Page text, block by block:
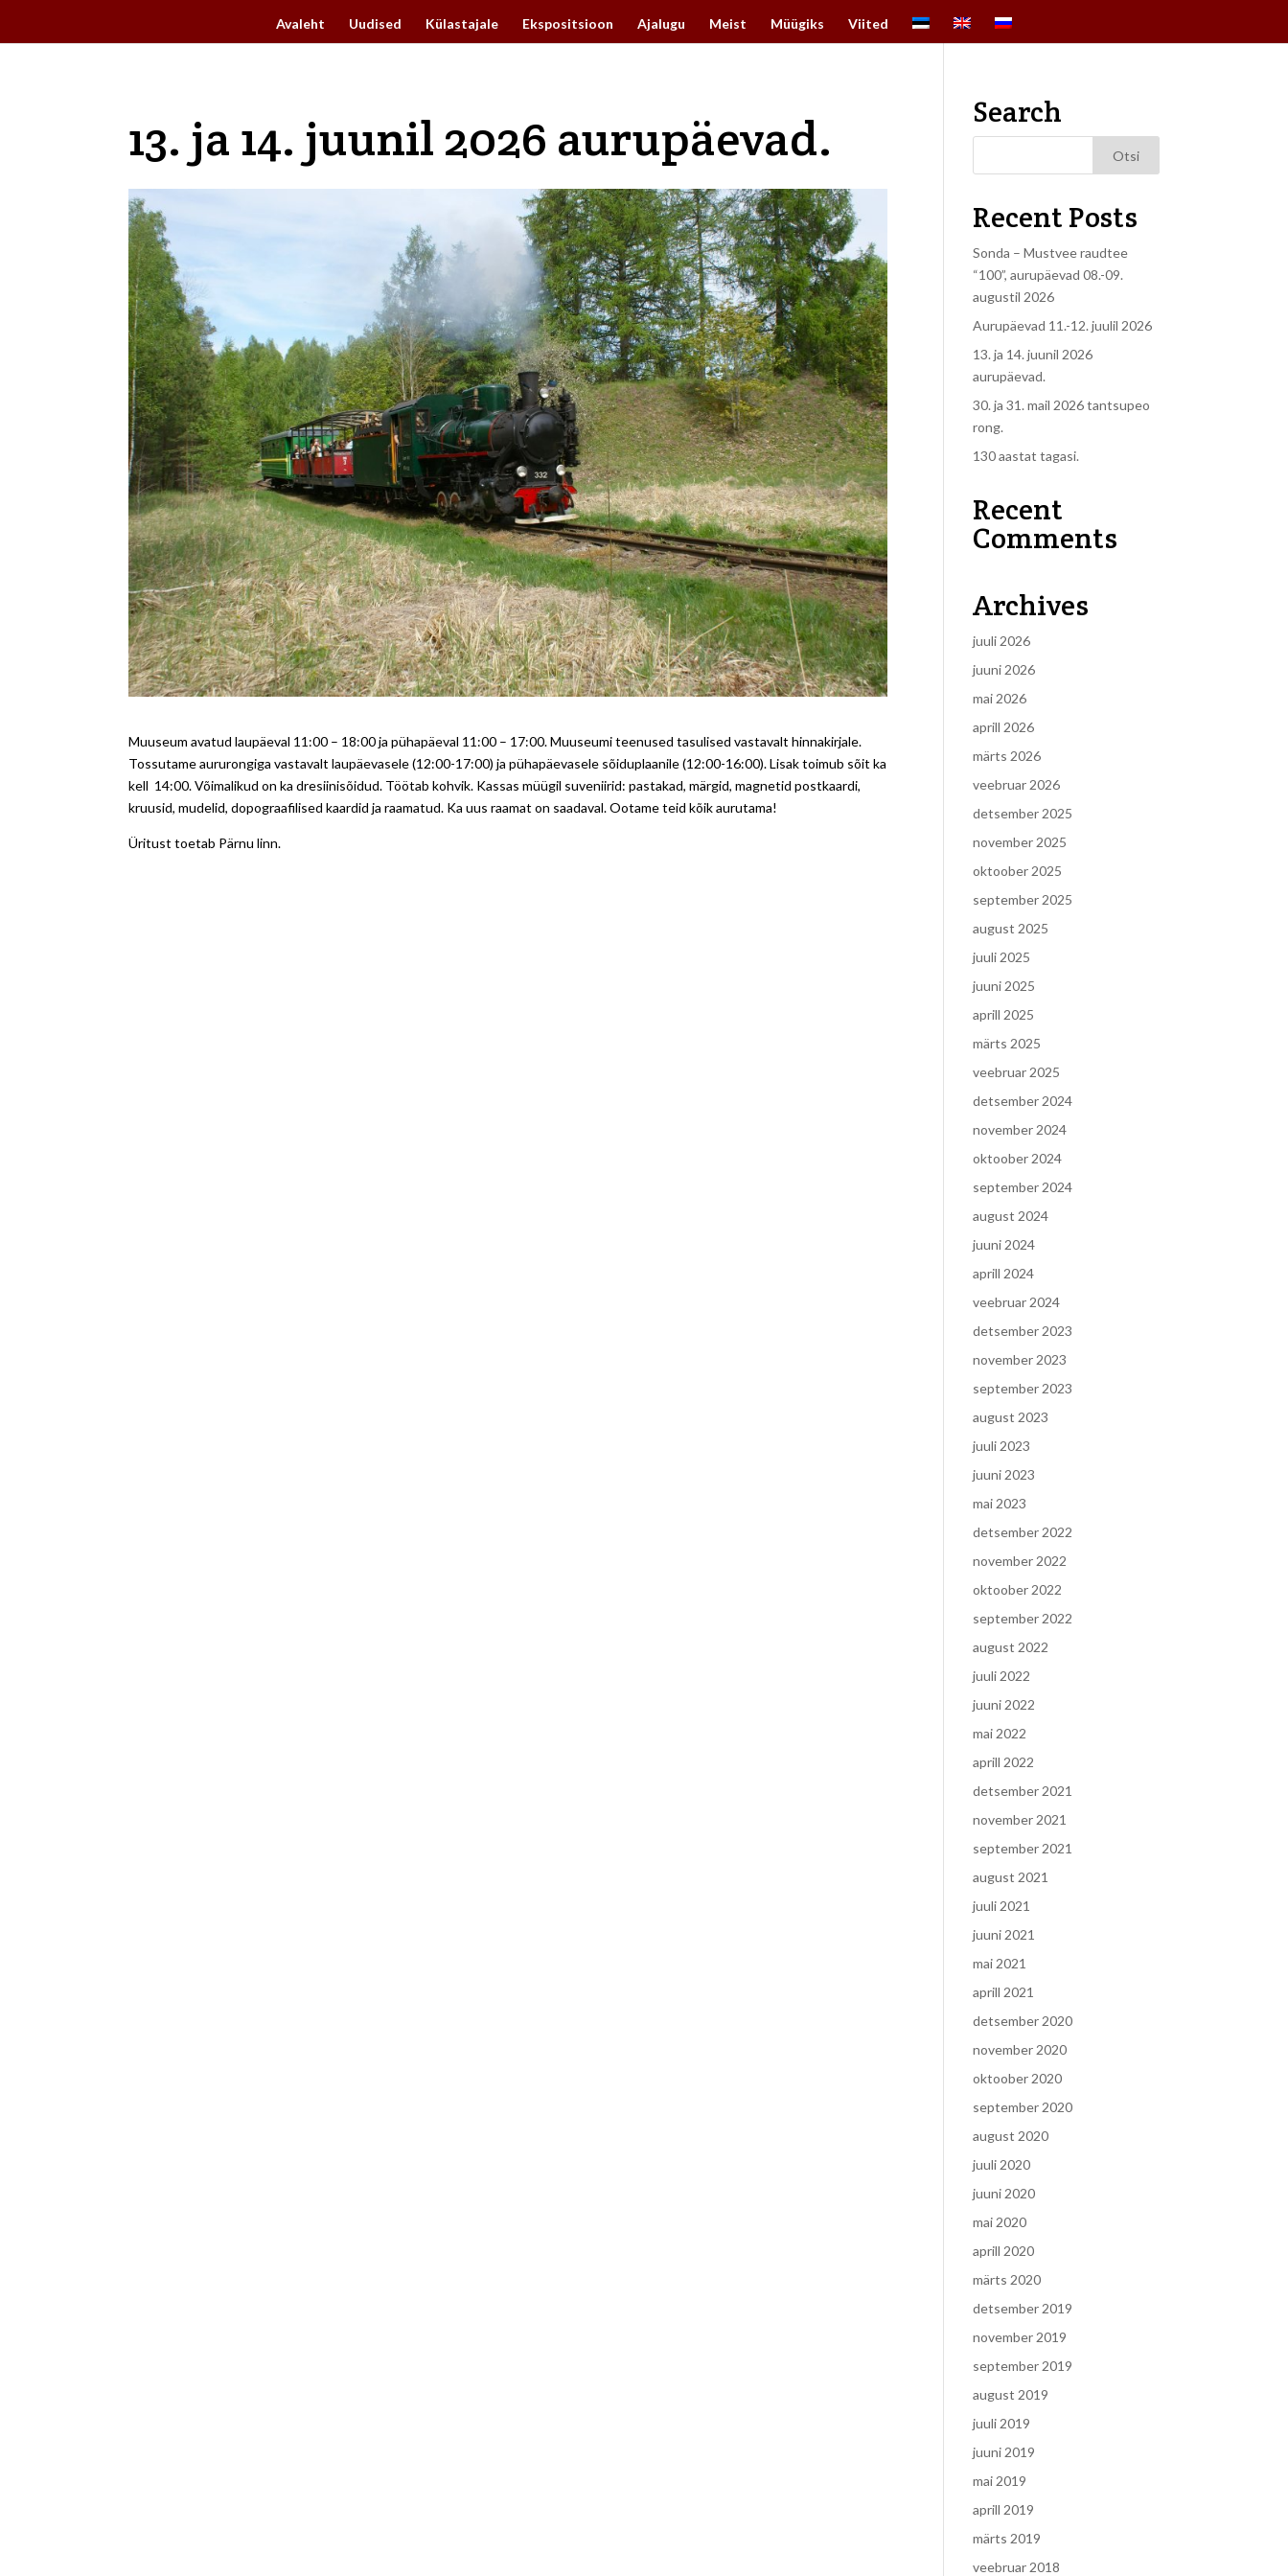
Avaleht Uudised Külastajale Ekspositsioon Ajalugu Meist Müügiks Viited
13. ja 14. juunil 2026 aurupäevad.
Muuseum avatud laupäeval 11:00 – 18:00 ja pühapäeval 11:00 – 17:00. Muuseumi teenused tasulised vastavalt hinnakirjale.
Tossutame aururongiga vastavalt laupäevasele (12:00-17:00) ja pühapäevasele sõiduplaanile (12:00-16:00). Lisak toimub sõit ka
kell 14:00. Võimalikud on ka dresiinisõidud. Töötab kohvik. Kassas müügil suveniirid: pastakad, märgid, magnetid postkaardi,
kruusid, mudelid, dopograafilised kaardid ja raamatud. Ka uus raamat on saadaval. Ootame teid kõik aurutama!
Üritust toetab Pärnu linn.
Search
Recent Posts
Sonda – Mustvee raudtee
“100”, aurupäevad 08.-09.
augustil 2026
Aurupäevad 11.-12. juulil 2026
13. ja 14. juunil 2026
aurupäevad.
30. ja 31. mail 2026 tantsupeo
rong.
130 aastat tagasi.
Recent
Comments
Archives
juuli 2026
juuni 2026
mai 2026
aprill 2026
märts 2026
veebruar 2026
detsember 2025
november 2025
oktoober 2025
september 2025
august 2025
juuli 2025
juuni 2025
aprill 2025
märts 2025
veebruar 2025
detsember 2024
november 2024
oktoober 2024
september 2024
august 2024
juuni 2024
aprill 2024
veebruar 2024
detsember 2023
november 2023
september 2023
august 2023
juuli 2023
juuni 2023
mai 2023
detsember 2022
november 2022
oktoober 2022
september 2022
august 2022
juuli 2022
juuni 2022
mai 2022
aprill 2022
detsember 2021
november 2021
september 2021
august 2021
juuli 2021
juuni 2021
mai 2021
aprill 2021
detsember 2020
november 2020
oktoober 2020
september 2020
august 2020
juuli 2020
juuni 2020
mai 2020
aprill 2020
märts 2020
detsember 2019
november 2019
september 2019
august 2019
juuli 2019
juuni 2019
mai 2019
aprill 2019
märts 2019
veebruar 2018